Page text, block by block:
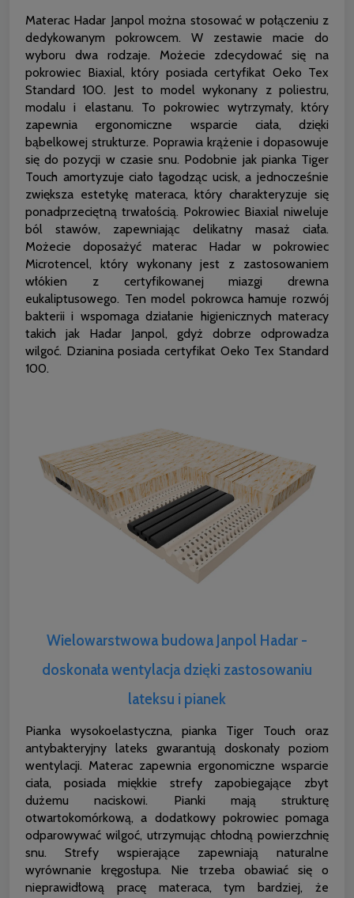
Materac Hadar Janpol można stosować w połączeniu z
dedykowanym pokrowcem. W zestawie macie do
wyboru dwa rodzaje. Możecie zdecydować się na
pokrowiec Biaxial, który posiada certyfikat Oeko Tex
Standard 100. Jest to model wykonany z poliestru,
modalu i elastanu. To pokrowiec wytrzymały, który
zapewnia ergonomiczne wsparcie ciała, dzięki
bąbelkowej strukturze. Poprawia krążenie i dopasowuje
się do pozycji w czasie snu. Podobnie jak pianka Tiger
Touch amortyzuje ciało łagodząc ucisk, a jednocześnie
zwiększa estetykę materaca, który charakteryzuje się
ponadprzeciętną trwałością. Pokrowiec Biaxial niweluje
ból stawów, zapewniając delikatny masaż ciała.
Możecie doposażyć materac Hadar w pokrowiec
Microtencel, który wykonany jest z zastosowaniem
włókien z certyfikowanej miazgi drewna
eukaliptusowego. Ten model pokrowca hamuje rozwój
bakterii i wspomaga działanie higienicznych materacy
takich jak Hadar Janpol, gdyż dobrze odprowadza
wilgoć. Dzianina posiada certyfikat Oeko Tex Standard
100.
Wielowarstwowa budowa Janpol Hadar -
doskonała wentylacja dzięki zastosowaniu
lateksu i pianek
Pianka wysokoelastyczna, pianka Tiger Touch oraz
antybakteryjny lateks gwarantują doskonały poziom
wentylacji. Materac zapewnia ergonomiczne wsparcie
ciała, posiada miękkie strefy zapobiegające zbyt
dużemu naciskowi. Pianki mają strukturę
otwartokomórkową, a dodatkowy pokrowiec pomaga
odparowywać wilgoć, utrzymując chłodną powierzchnię
snu. Strefy wspierające zapewniają naturalne
wyrównanie kręgosłupa. Nie trzeba obawiać się o
nieprawidłową pracę materaca, tym bardziej, że